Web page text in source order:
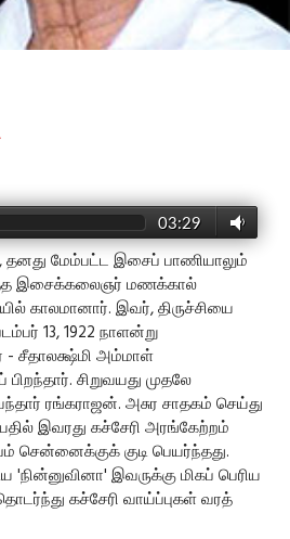
03:29
தனது மேம்பட்ட இசைப் பாணியாலும்
இசைக்கலைஞர் மணக்கால்
காலமானார். இவர், திருச்சியை
13, 1922 நாளன்று
சீதாலக்ஷ்மி அம்மாள்
சிறுவயது முதலே
ரங்கராஜன். அசுர சாதகம் செய்து
இவரது கச்சேரி அரங்கேற்றம்
சென்னைக்குக் குடி பெயர்ந்தது.
'நின்னுவினா' இவருக்கு மிகப் பெரிய
கச்சேரி வாய்ப்புகள் வரத்